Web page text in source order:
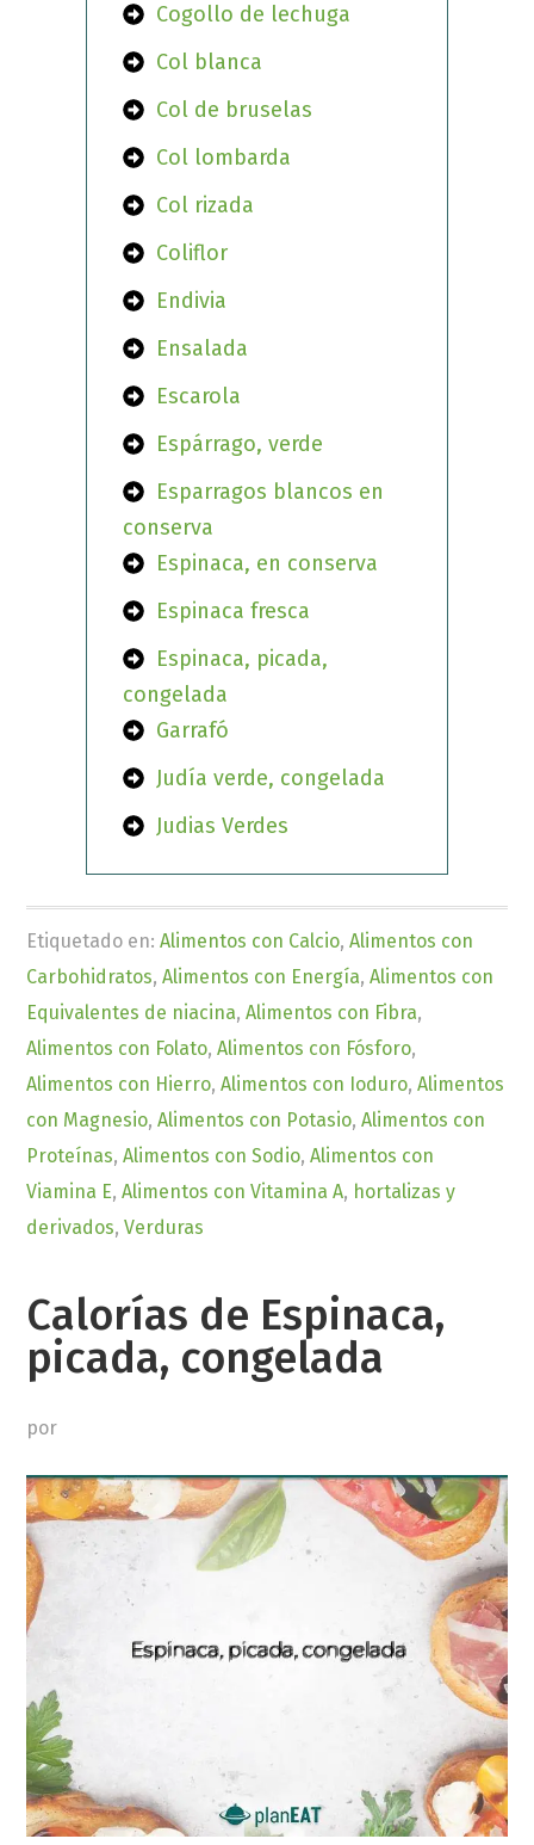
Cogollo de lechuga
Col blanca
Col de bruselas
Col lombarda
Col rizada
Coliflor
Endivia
Ensalada
Escarola
Espárrago, verde
Esparragos blancos en
conserva
Espinaca, en conserva
Espinaca fresca
Espinaca, picada,
congelada
Garrafó
Judía verde, congelada
Judias Verdes
Etiquetado en:Alimentos con Calcio,Alimentos con
Carbohidratos,Alimentos con Energía,Alimentos con
Equivalentes de niacina,Alimentos con Fibra,
Alimentos con Folato,Alimentos con Fósforo,
Alimentos con Hierro,Alimentos con Ioduro,Alimentos
con Magnesio,Alimentos con Potasio,Alimentos con
Proteínas,Alimentos con Sodio,Alimentos con
Viamina E,Alimentos con Vitamina A, hortalizas y
derivados,Verduras
Calorías de Espinaca,
picada, congelada
por